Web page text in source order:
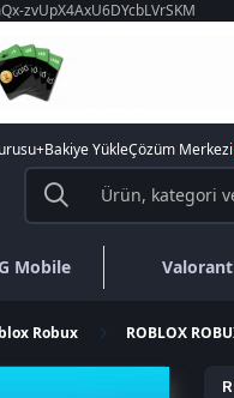
zvUpX4AxU6DYcbLVrSKM
+Bakiye YükleÇözüm Merkezi
Mobile Valorant
Robux ROBLOX